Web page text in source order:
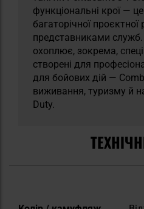
функціональні крої —
багаторічної проєктної
представниками
охоплює, зокрема,
створені для
для бойових дій —
виживання, туризму й
Duty.
Докладніше